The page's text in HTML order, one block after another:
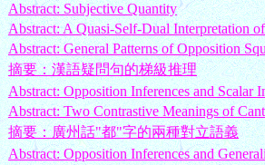
Abstract: Subjective Quantity
Abstract: A Quasi-Self-Dual Interpretation
Abstract: General Patterns of Opposition
摘要：漢語疑問句的梯級推理
Abstract: Opposition Inferences and Scalar
Abstract: Two Contrastive Meanings of
摘要：廣州話"都"字的兩種對立語義
Abstract: Opposition Inferences and